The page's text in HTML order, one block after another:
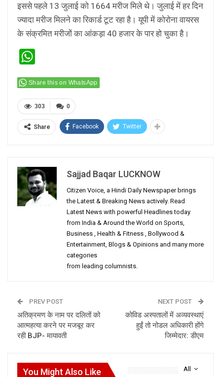
इससे पहले 13 जुलाई को 1664 मरीज मिले थे। जुलाई में हर दिन
ज्यादा मरीज मिलने का रिकार्ड टूट रहा है। यूपी में कोरोना वायरस
के संक्रमित मरीजों का आंकड़ा 40 हजार के पार हो चुका है।
Share this on WhatsApp
0
303
Share Facebook Twitter
Sajjad Baqar LUCKNOW
Citizen Voice, a Hindi Daily Newspaper brings
the Latest & Breaking News actively. Read
Latest News with powerful Headlines today
from India & Around the World on Sports,
Business , Health & Fitness , Bollywood &
Entertainment, Blogs & Opinions and many more
categories
from leading columnists.
PREV POST
अतिक्रमण के नाम पर दलितों को
आत्महत्या करने पर मजबूर कर
रही BJP- मायावती
NEXT POST
कोविड अस्पतालों में अव्यवस्थाएं
हुईं तो नोडल अधिकारी होंगे
जिम्मेदार: डीएम
All
You Might Also Like